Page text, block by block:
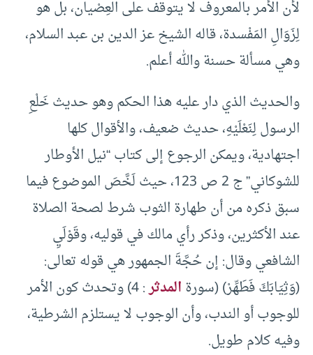
لأن الأمر بالمعروف لا يتوقف على العِصْيان، بل هو
لِزَوَالِ المَفْسدة، قاله الشيخ عز الدين بن عبد السلام،
وهي مسألة حسنة والله أعلم.
والحديث الذي دار عليه هذا الحكم وهو حديث خَلْعِ
الرسول لِنَعْلَيْهِ، حديث ضعيف، والأقوال كلها
اجتهادية، ويمكن الرجوع إلى كتاب “نيل الأوطار
للشوكاني” ج 2 ص 123، حيث لَخَّصَ الموضوع فيما
سبق ذكره من أن طهارة الثوب شرط لصحة الصلاة
عند الأكثرين، وذكر رأي مالك في قوليه، وقَوْلَيِ
الشافعي وقال: إن حُجَّةَ الجمهور هي قوله تعالى:
(وَثِيَابَكَ فَطَهِّرْ) (سورةالمدثر
: 4) وتحدث كون الأمر
للوجوب أو الندب، وأن الوجوب لا يستلزم الشرطية،
وفيه كلام طويل.